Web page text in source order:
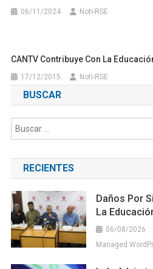
06/11/2024 Noti-RSE
CANTV Contribuye Con La
17/12/2015 Noti-RSE
BUSCAR
RECIENTES
Daños Por
La
06/08/2026
Managed